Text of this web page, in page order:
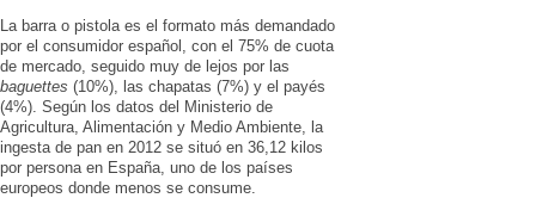
La barra o pistola es el formato más demandado
por el consumidor español, con el 75% de cuota
de mercado, seguido muy de lejos por las
baguettes (10%), las chapatas (7%) y el payés
(4%). Según los datos del Ministerio de
Agricultura, Alimentación y Medio Ambiente, la
ingesta de pan en 2012 se situó en 36,12 kilos
por persona en España, uno de los países
europeos donde menos se consume.